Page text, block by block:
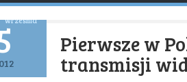
września
Pierwsze w
transmisji